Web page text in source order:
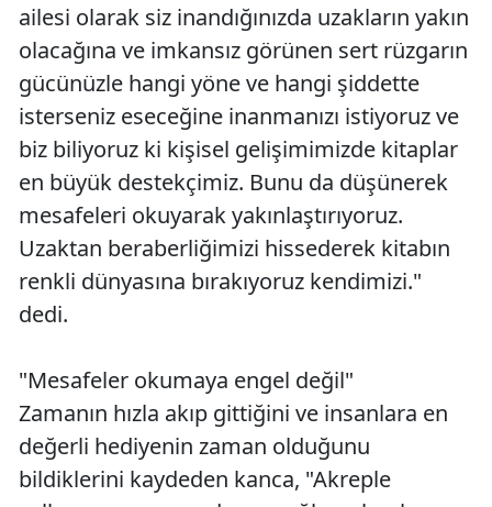
ailesi olarak siz inandığınızda uzakların yakın
olacağına ve imkansız görünen sert rüzgarın
gücünüzle hangi yöne ve hangi şiddette
isterseniz eseceğine inanmanızı istiyoruz ve
biz biliyoruz ki kişisel gelişimimizde kitaplar
en büyük destekçimiz. Bunu da düşünerek
mesafeleri okuyarak yakınlaştırıyoruz.
Uzaktan beraberliğimizi hissederek kitabın
renkli dünyasına bırakıyoruz kendimizi."
dedi.
"Mesafeler okumaya engel değil"
Zamanın hızla akıp gittiğini ve insanlara en
değerli hediyenin zaman olduğunu
bildiklerini kaydeden kanca, "Akreple